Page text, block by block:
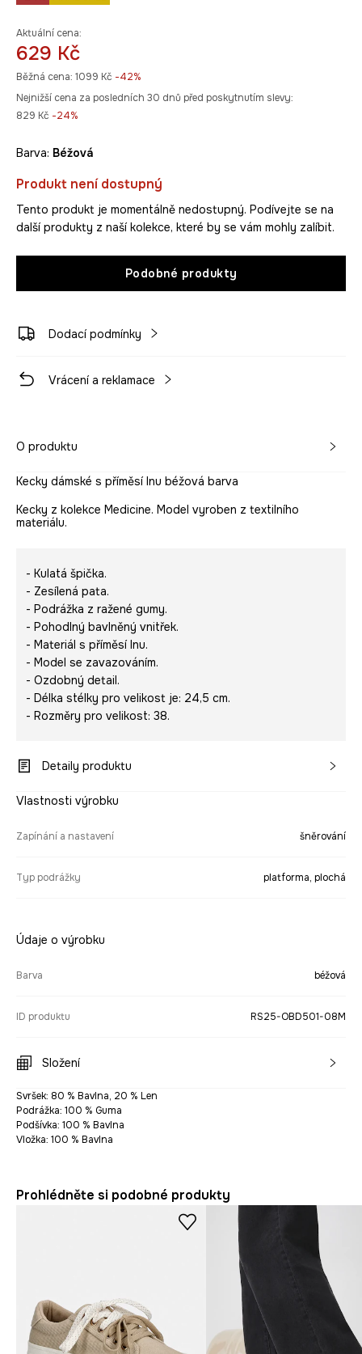
Aktuální cena:
629 Kč
Běžná cena: 1099 Kč -42%
Nejnižší cena za posledních 30 dnů před poskytnutím slevy:
829 Kč -24%
Barva: béžová
Produkt není dostupný
Tento produkt je momentálně nedostupný. Podívejte se na
další produkty z naší kolekce, které by se vám mohly zalíbit.
Podobné produkty
Dodací podmínky
Vrácení a reklamace
O produktu
Kecky dámské s příměsí lnu béžová barva
Kecky z kolekce Medicine. Model vyroben z textilního
materiálu.
- Kulatá špička.
- Zesílená pata.
- Podrážka z ražené gumy.
- Pohodlný bavlněný vnitřek.
- Materiál s příměsí lnu.
- Model se zavazováním.
- Ozdobný detail.
- Délka stélky pro velikost je: 24,5 cm.
- Rozměry pro velikost: 38.
Detaily produktu
Vlastnosti výrobku
Zapínání a nastavení šněrování
Typ podrážky platforma, plochá
Údaje o výrobku
Barva béžová
ID produktu RS25-OBD501-08M
Složení
Svršek: 80 % Bavlna, 20 % Len
Podrážka: 100 % Guma
Podšívka: 100 % Bavlna
Vložka: 100 % Bavlna
Prohlédněte si podobné produkty